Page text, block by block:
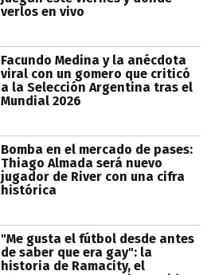
verlos en vivo
Facundo Medina y la anécdota
viral con un gomero que criticó
a la Selección Argentina tras el
Mundial 2026
Bomba en el mercado de pases:
Thiago Almada será nuevo
jugador de River con una cifra
histórica
"Me gusta el fútbol desde antes
de saber que era gay": la
historia de Ramacity, el